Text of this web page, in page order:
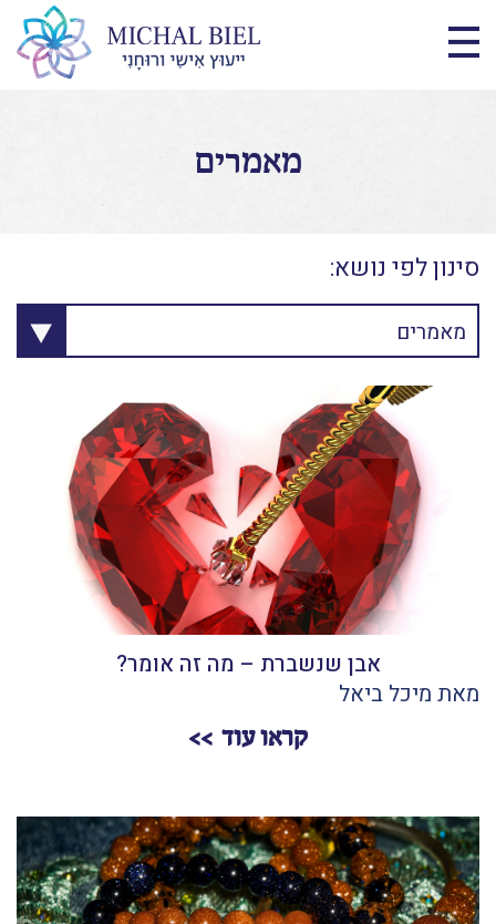
מאמרים
סינון לפי נושא:
מאמרים
אבן שנשברת – מה זה אומר?
מאת מיכל ביאל
קראו עוד